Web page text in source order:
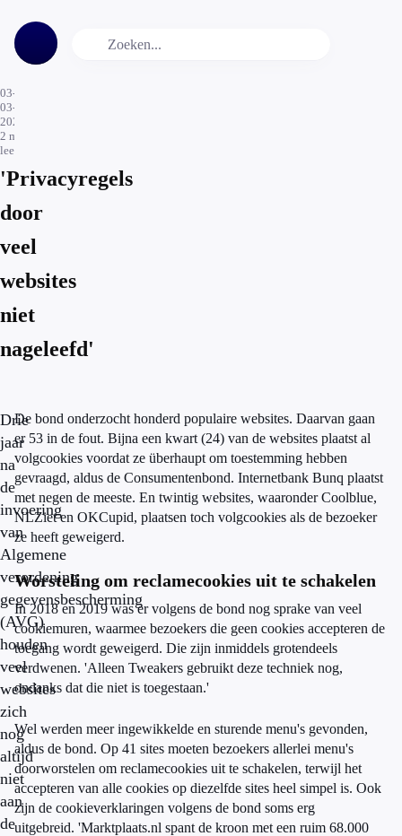
03-
03-
2021
2 min.
leestijd
'Privacyregels
door
veel
websites
niet
nageleefd'
Drie
jaar
na
de
invoering
van
Algemene
verordening
gegevensbescherming
(AVG)
houden
veel
websites
zich
nog
altijd
niet
aan
de
De bond onderzocht honderd populaire websites. Daarvan gaan
er 53 in de fout. Bijna een kwart (24) van de websites plaatst al
volgcookies voordat ze überhaupt om toestemming hebben
gevraagd, aldus de Consumentenbond. Internetbank Bunq plaatst
met negen de meeste. En twintig websites, waaronder Coolblue,
NLZiet en OKCupid, plaatsen toch volgcookies als de bezoeker
ze heeft geweigerd.
Worsteling om reclamecookies uit te schakelen
In 2018 en 2019 was er volgens de bond nog sprake van veel
cookiemuren, waarmee bezoekers die geen cookies accepteren de
toegang wordt geweigerd. Die zijn inmiddels grotendeels
verdwenen. 'Alleen Tweakers gebruikt deze techniek nog,
ondanks dat die niet is toegestaan.'
Wel werden meer ingewikkelde en sturende menu's gevonden,
aldus de bond. Op 41 sites moeten bezoekers allerlei menu's
doorworstelen om reclamecookies uit te schakelen, terwijl het
accepteren van alle cookies op diezelfde sites heel simpel is. Ook
zijn de cookieverklaringen volgens de bond soms erg
uitgebreid. 'Marktplaats.nl spant de kroon met een ruim 68.000